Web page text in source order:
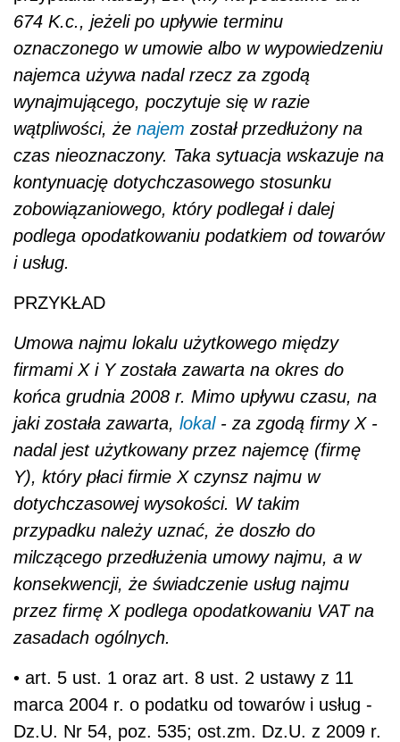
674 K.c., jeżeli po upływie terminu
oznaczonego w umowie albo w wypowiedzeniu
najemca używa nadal rzecz za zgodą
wynajmującego, poczytuje się w razie
wątpliwości, że najem został przedłużony na
czas nieoznaczony. Taka sytuacja wskazuje na
kontynuację dotychczasowego stosunku
zobowiązaniowego, który podlegał i dalej
podlega opodatkowaniu podatkiem od towarów
i usług.
PRZYKŁAD
Umowa najmu lokalu użytkowego między
firmami X i Y została zawarta na okres do
końca grudnia 2008 r. Mimo upływu czasu, na
jaki została zawarta, lokal- za zgodą firmy X -
nadal jest użytkowany przez najemcę (firmę
Y), który płaci firmie X czynsz najmu w
dotychczasowej wysokości. W takim
przypadku należy uznać, że doszło do
milczącego przedłużenia umowy najmu, a w
konsekwencji, że świadczenie usług najmu
przez firmę X podlega opodatkowaniu VAT na
zasadach ogólnych.
• art. 5 ust. 1 oraz art. 8 ust. 2 ustawy z 11
marca 2004 r. o podatku od towarów i usług -
Dz.U. Nr 54, poz. 535; ost.zm. Dz.U. z 2009 r.